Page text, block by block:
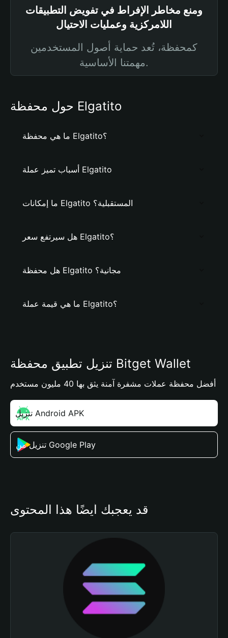
ومنع مخاطر الإفراط في تفويض التطبيقات
اللامركزية وعمليات الاحتيال
كمحفظة، تُعد حماية أصول المستخدمين
مهمتنا الأساسية.
حول محفظة Elgatito
ما هي محفظة Elgatito؟
أسباب تميز عملة Elgatito
ما إمكانات Elgatito المستقبلية؟
هل سيرتفع سعر Elgatito؟
هل محفظة Elgatito مجانية؟
ما هي قيمة عملة Elgatito؟
تنزيل تطبيق محفظة Bitget Wallet
أفضل محفظة عملات مشفرة آمنة يثق بها 40 مليون مستخدم
تنزيل Android APK
تنزيل من Google Play
قد يعجبك أيضًا هذا المحتوى